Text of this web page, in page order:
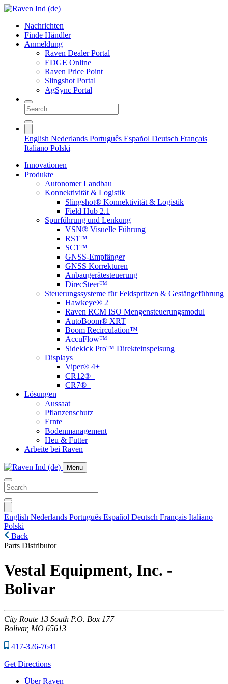
Nachrichten
Finde Händler
Anmeldung
Raven Dealer Portal
EDGE Online
Raven Price Point
Slingshot Portal
AgSync Portal
English Nederlands Português Español Deutsch Français
Italiano Polski
Innovationen
Produkte
Autonomer Landbau
Konnektivität & Logistik
Slingshot® Konnektivität & Logistik
Field Hub 2.1
Spurführung und Lenkung
VSN® Visuelle Führung
RS1™
SC1™
GNSS-Empfänger
GNSS Korrekturen
Anbaugerätesteuerung
DirecSteer™
Steuerungssysteme für Feldspritzen & Gestängeführung
Hawkeye® 2
Raven RCM ISO Mengensteuerungsmodul
AutoBoom® XRT
Boom Recirculation™
AccuFlow™
Sidekick Pro™ Direkteinspeisung
Displays
Viper® 4+
CR12®+
CR7®+
Lösungen
Aussaat
Pflanzenschutz
Ernte
Bodenmanagement
Heu & Futter
Arbeite bei Raven
Menu
English Nederlands Português Español Deutsch Français Italiano
Polski
Back
Parts Distributor
Vestal Equipment, Inc. -
Bolivar
City Route 13 South P.O. Box 177
Bolivar, MO 65613
417-326-7641
Get Directions
Über Raven